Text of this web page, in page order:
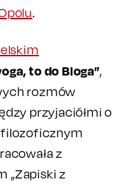
.
to do Bloga”,
rozmów
przyjaciółmi o
filozoficznym
z
„Zapiski z